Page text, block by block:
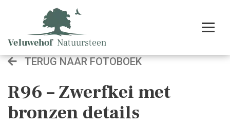
TERUG NAAR FOTOBOEK
R96 – Zwerfkei met
bronzen details